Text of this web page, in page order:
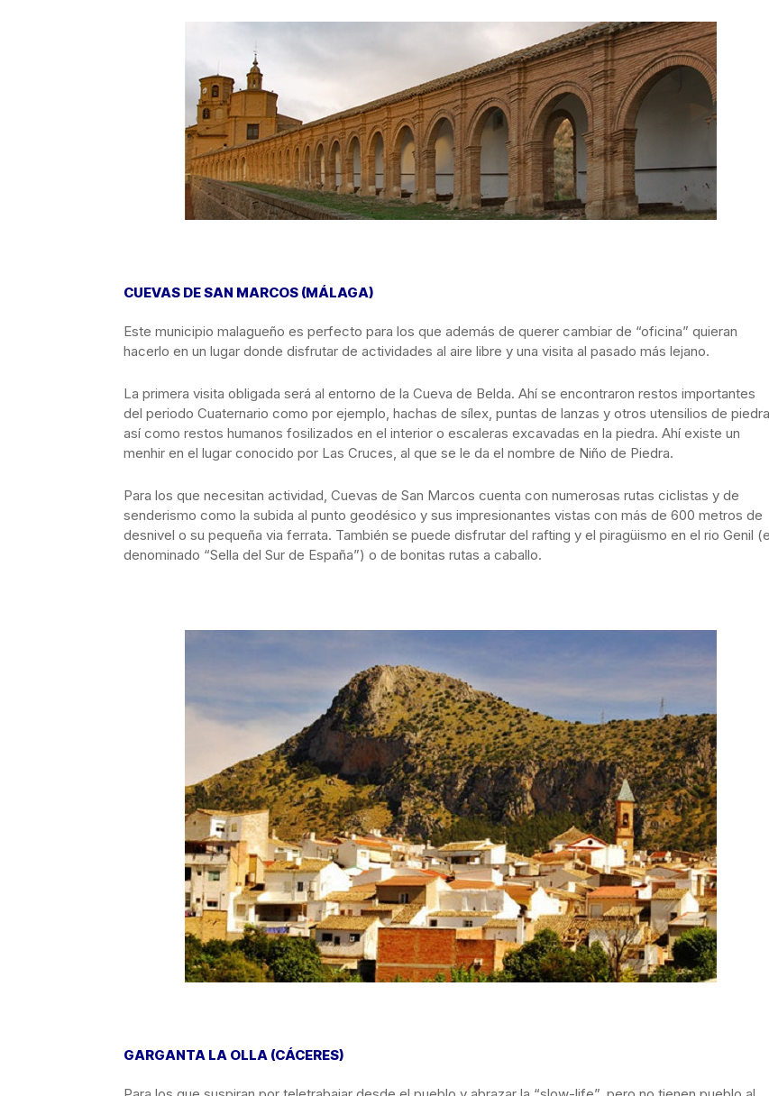
CUEVAS DE SAN MARCOS (MÁLAGA)
Este municipio malagueño es perfecto para los que además de querer cambiar de “oficina” quieran
hacerlo en un lugar donde disfrutar de actividades al aire libre y una visita al pasado más lejano.
La primera visita obligada será al entorno de la Cueva de Belda. Ahí se encontraron restos importantes
del periodo Cuaternario como por ejemplo, hachas de sílex, puntas de lanzas y otros utensilios de
así como restos humanos fosilizados en el interior o escaleras excavadas en la piedra. Ahí existe un
menhir en el lugar conocido por Las Cruces, al que se le da el nombre de Niño de Piedra.
Para los que necesitan actividad, Cuevas de San Marcos cuenta con numerosas rutas ciclistas y de
senderismo como la subida al punto geodésico y sus impresionantes vistas con más de 600 metros de
desnivel o su pequeña via ferrata. También se puede disfrutar del rafting y el piragüismo en el rio Genil
denominado “Sella del Sur de España”) o de bonitas rutas a caballo.
GARGANTA LA OLLA (CÁCERES)